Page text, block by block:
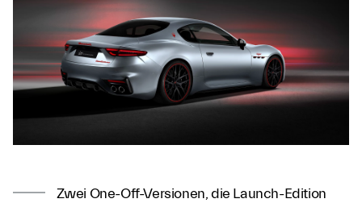
Zwei One-Off-Versionen, die Launch-Edition